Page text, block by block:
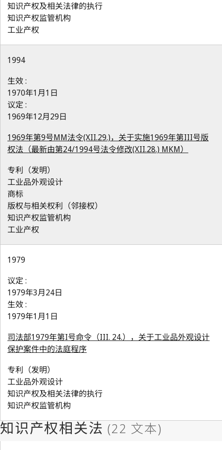
知识产权及相关法律的执行
知识产权监管机构
工业产权
1994
生效 :
1970年1月1日
议定 :
1969年12月29日
1969年第9号MM法令(XII.29.)，关于实施1969年第III号版
权法（最新由第24/1994号法令修改(XII.28.) MKM）
专利（发明）
工业品外观设计
商标
版权与相关权利（邻接权）
知识产权监管机构
工业产权
1979
议定 :
1979年3月24日
生效 :
1979年1月1日
司法部1979年第I号命令（III. 24.），关于工业品外观设计
保护案件中的法庭程序
专利（发明）
工业品外观设计
知识产权及相关法律的执行
知识产权监管机构